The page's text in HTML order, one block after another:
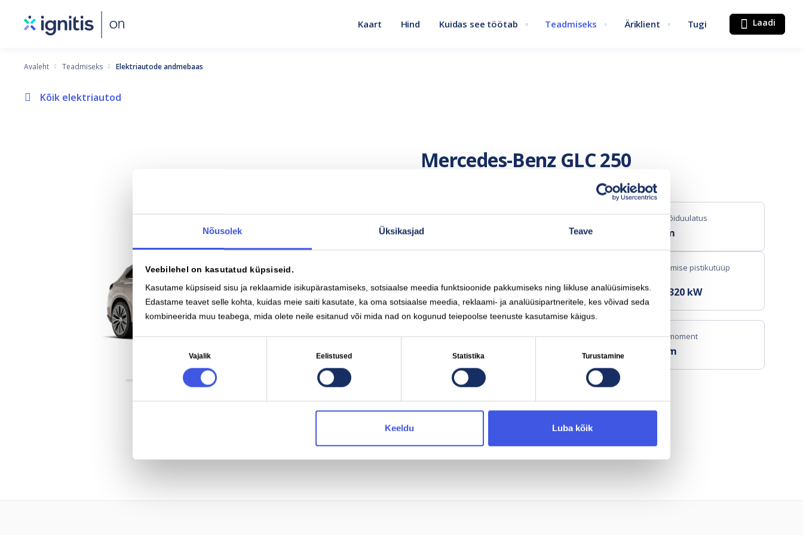
Nõusolek Üksikasjad Teave
Veebilehel on kasutatud küpsiseid.
Kasutame küpsiseid sisu ja reklaamide isikupärastamiseks, sotsiaalse meedia funktsioonide pakkumiseks ning liikluse analüüsimiseks.
Edastame teavet selle kohta, kuidas meie saiti kasutate, ka oma sotsiaalse meedia, reklaami- ja analüüsipartneritele, kes võivad seda
kombineerida muu teabega, mida olete neile esitanud või mida nad on kogunud teiepoolse teenuste kasutamise käigus.
Vajalik Eelistused Statistika Turustamine
Keeldu Luba kõik
Kaart Hind Kuidas see töötab Teadmiseks Äriklient Tugi Laadi
Avaleht Teadmiseks Elektriautode andmebaas
Kõik elektriautod
Mercedes-Benz GLC 250
Aku mahutavus Maks. sõiduulatus
647 km
Type-2 11kW
Kiirlaadimise pistikutüüp
CCS 320 kW
Mootori võimsus
260 kW
Pöördemoment
505 Nm
Toetatud